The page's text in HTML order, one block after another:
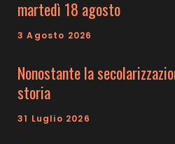
martedì 18 agosto
3 Agosto 2026
Nonostante la
storia
31 Luglio 2026